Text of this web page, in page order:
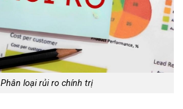
Phân loại rủi ro chính trị